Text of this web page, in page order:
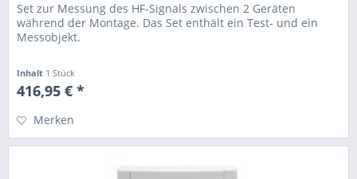
Set zur Messung des HF-Signals zwischen 2 Geräten
während der Montage. Das Set enthält ein Test- und ein
Messobjekt.
Inhalt 1 Stück
416,95 € *
Merken